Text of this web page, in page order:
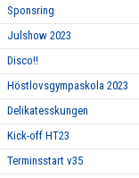
Sponsring
Julshow 2023
Disco!!
Höstlovsgympaskola 2023
Delikatesskungen
Kick-off HT23
Terminsstart v35